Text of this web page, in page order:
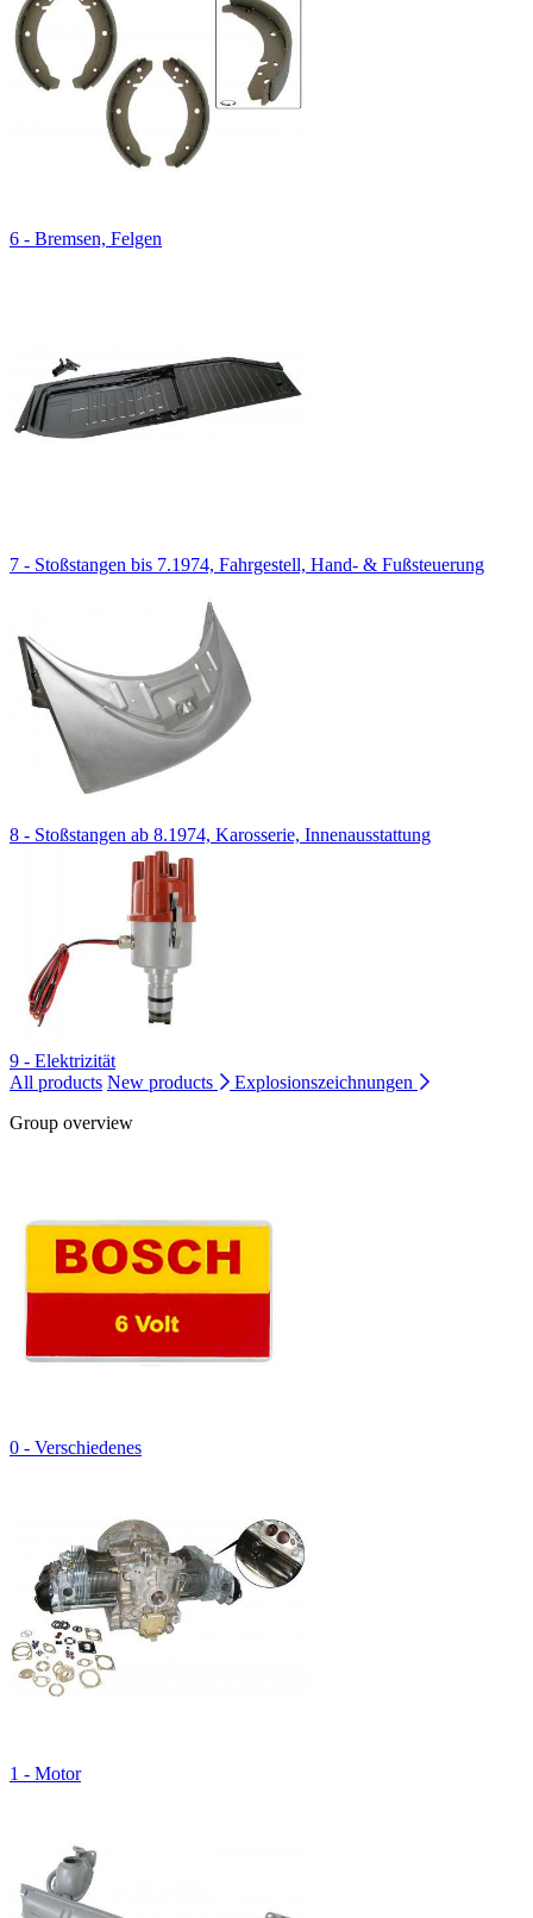
6 - Bremsen, Felgen
7 - Stoßstangen bis 7.1974, Fahrgestell, Hand- & Fußsteuerung
8 - Stoßstangen ab 8.1974, Karosserie, Innenausstattung
9 - Elektrizität
All products New products
Explosionszeichnungen
Group overview
0 - Verschiedenes
1 - Motor